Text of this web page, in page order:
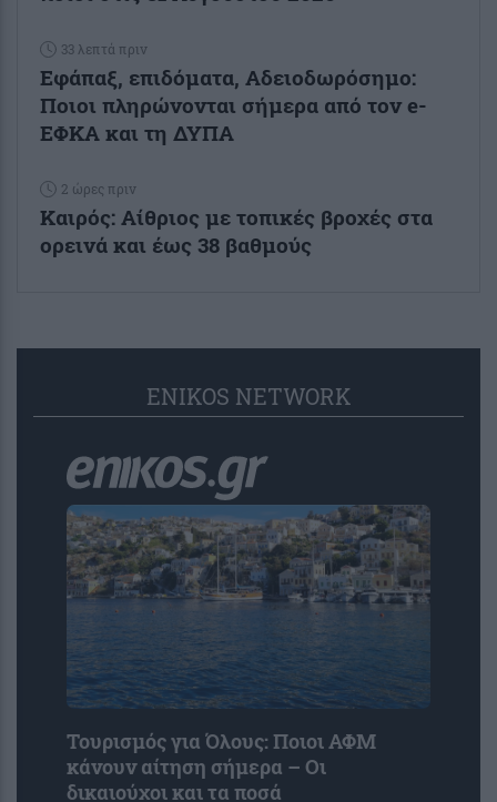
33 λεπτά πριν
Εφάπαξ, επιδόματα, Αδειοδωρόσημο:
Ποιοι πληρώνονται σήμερα από τον e-
ΕΦΚΑ και τη ΔΥΠΑ
2 ώρες πριν
Καιρός: Αίθριος με τοπικές βροχές στα
ορεινά και έως 38 βαθμούς
ENIKOS NETWORK
Τουρισμός για Όλους: Ποιοι ΑΦΜ
κάνουν αίτηση σήμερα – Οι
δικαιούχοι και τα ποσά